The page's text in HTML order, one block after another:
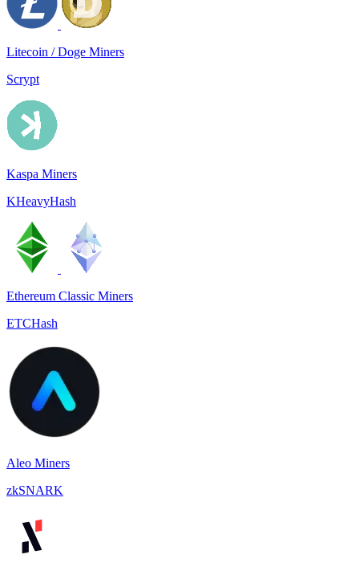
Litecoin / Doge Miners
Scrypt
Kaspa Miners
KHeavyHash
Ethereum Classic Miners
ETCHash
Aleo Miners
zkSNARK